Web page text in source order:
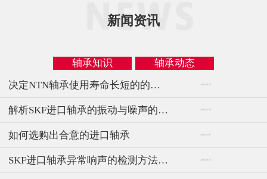
新闻资讯
轴承知识
轴承动态
决定NTN轴承使用寿命长短的的内因与外因
2024-03-15
解析SKF进口轴承的振动与噪声的问题 2026-05-16
如何选购出合意的进口轴承 2020-11-07
SKF进口轴承异常响声的检测方法与仪器 2024-03-15